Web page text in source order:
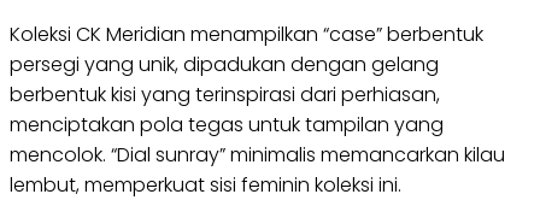
Koleksi CK Meridian menampilkan “case” berbentuk
persegi yang unik, dipadukan dengan gelang
berbentuk kisi yang terinspirasi dari perhiasan,
menciptakan pola tegas untuk tampilan yang
mencolok. “Dial sunray” minimalis memancarkan kilau
lembut, memperkuat sisi feminin koleksi ini.